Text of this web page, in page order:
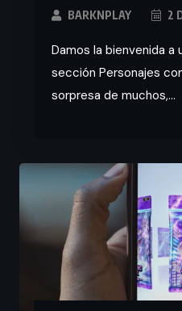
BARKNPLAY 2
Damos la bienvenida a
sección Personajes
sorpresa de muchos,...